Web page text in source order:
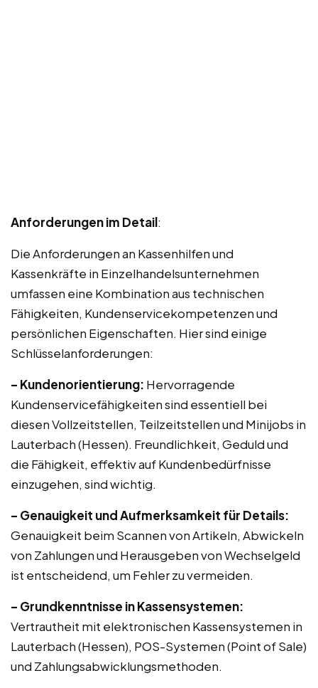
Anforderungen im Detail:
Die Anforderungen an Kassenhilfen und
Kassenkräfte in Einzelhandelsunternehmen
umfassen eine Kombination aus technischen
Fähigkeiten, Kundenservicekompetenzen und
persönlichen Eigenschaften. Hier sind einige
Schlüsselanforderungen:
– Kundenorientierung: Hervorragende
Kundenservicefähigkeiten sind essentiell bei
diesen Vollzeitstellen, Teilzeitstellen und Minijobs in
Lauterbach (Hessen). Freundlichkeit, Geduld und
die Fähigkeit, effektiv auf Kundenbedürfnisse
einzugehen, sind wichtig.
– Genauigkeit und Aufmerksamkeit für Details:
Genauigkeit beim Scannen von Artikeln, Abwickeln
von Zahlungen und Herausgeben von Wechselgeld
ist entscheidend, um Fehler zu vermeiden.
– Grundkenntnisse in Kassensystemen:
Vertrautheit mit elektronischen Kassensystemen in
Lauterbach (Hessen), POS-Systemen (Point of Sale)
und Zahlungsabwicklungsmethoden.